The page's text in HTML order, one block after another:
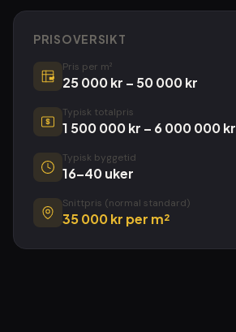
PRISOVERSIKT
m²
Pris per m²
25 000 kr – 50 000 kr
Typisk totalpris
1 500 000 kr – 6 000 000 kr
Typisk byggetid
16–40uker
Snittpris (normal standard)
35 000 kr per m²